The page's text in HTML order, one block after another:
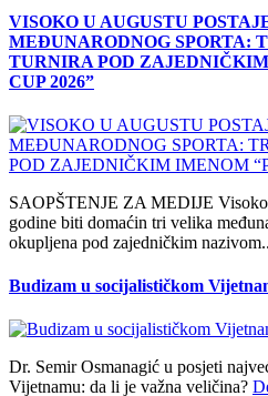
VISOKO U AUGUSTU
MEĐUNARODNOG SPORTA:
TURNIRA POD
CUP 2026”
SAOPŠTENJE ZA MEDIJE Visoko
godine biti domaćin tri velika
okupljena pod zajedničkim
Budizam u socijalističkom
Dr. Semir Osmanagić u posjeti
Vijetnamu: da li je važna veličina?